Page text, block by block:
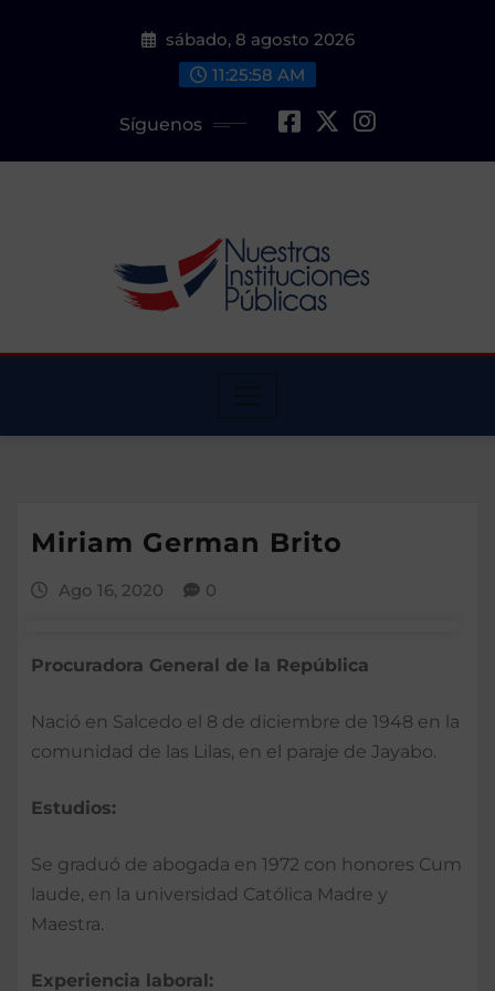
sábado, 8 agosto 2026
11:25:58 AM
Síguenos
Miriam German Brito
Ago 16, 2020 0
Procuradora General de la República
Nació en Salcedo el 8 de diciembre de 1948 en la
comunidad de las Lilas, en el paraje de Jayabo.
Estudios:
Se graduó de abogada en 1972 con honores Cum
laude, en la universidad Católica Madre y
Maestra.
Experiencia laboral: